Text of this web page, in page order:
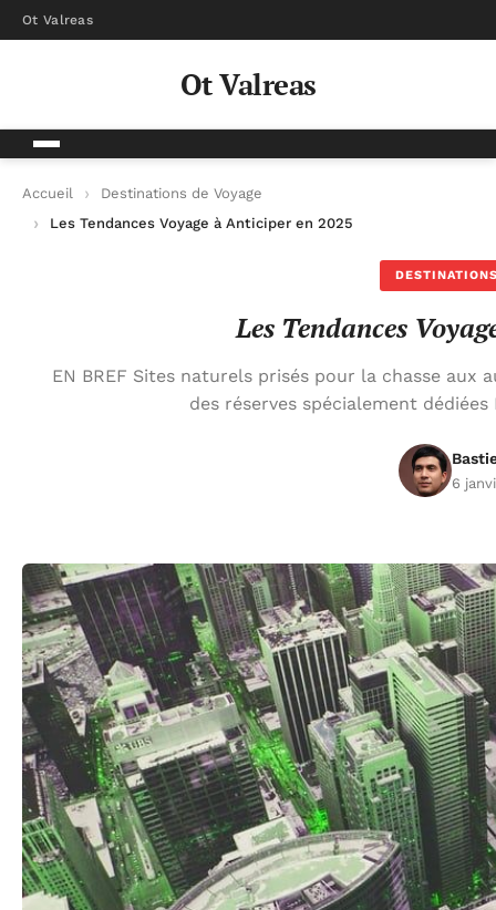
Ot Valreas
Ot Valreas
Accueil
Destinations de Voyage
Les Tendances Voyage à Anticiper en 2025
Les Tendances
EN BREF Sites naturels prisés pour la chasse aux
des réserves spécialement
6